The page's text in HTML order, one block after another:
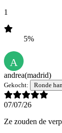
1
5%
A
andrea(madrid)
Gekocht: Ronde
07/07/26
Ze zouden de